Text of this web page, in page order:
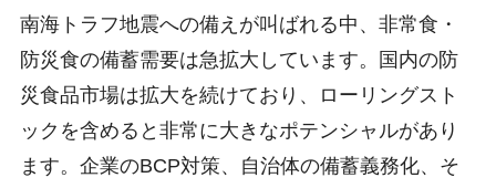
南海トラフ地震への備えが叫ばれる中、非常食・
防災食の備蓄需要は急拡大しています。国内の防
災食品市場は拡大を続けており、ローリングスト
ックを含めると非常に大きなポテンシャルがあり
ます。企業のBCP対策、自治体の備蓄義務化、そ